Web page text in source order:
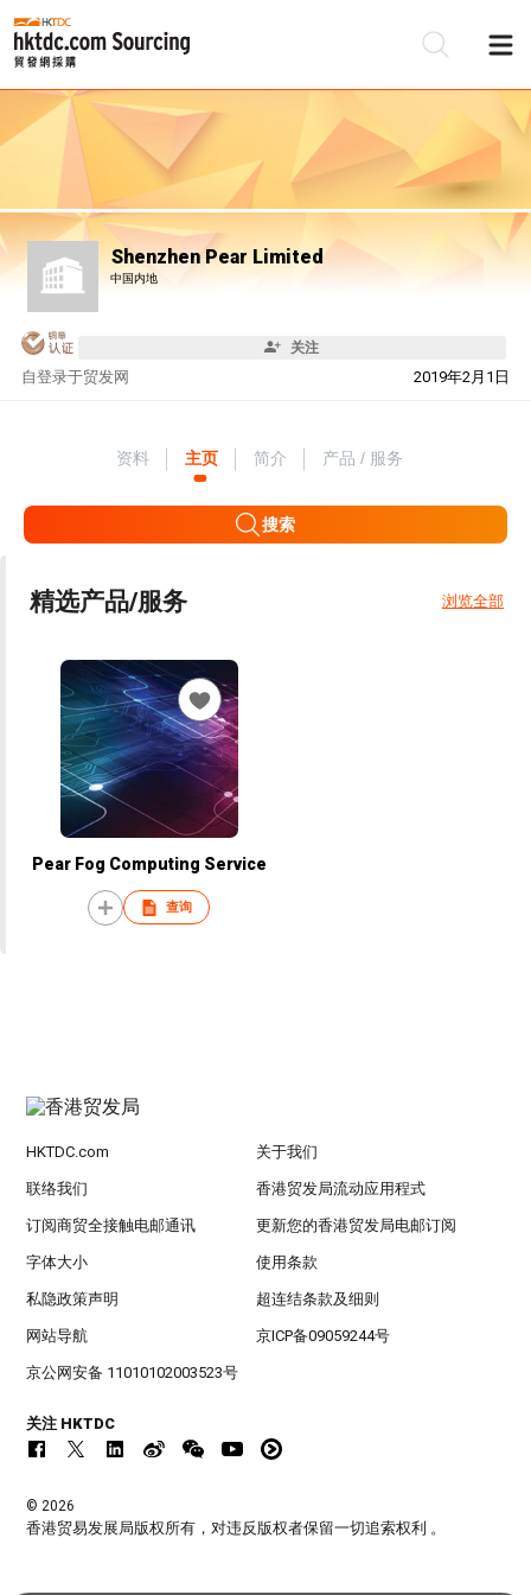
Shenzhen Pear Limited
中国内地
关注
自 2019年2月1日
登录于贸发网
资料 主页 简介 产品 / 服务
搜索
精选产品/服务 浏览全部
Pear Fog Computing Service
查询
HKTDC.com 关于我们
联络我们 香港贸发局流动应用程式
订阅商贸全接触电邮通讯 更新您的香港贸发局电邮订阅
字体大小 使用条款
私隐政策声明 超连结条款及细则
网站导航 京ICP备09059244号
京公网安备 11010102003523号
关注 HKTDC
© 2026
香港贸易发展局版权所有，对违反版权者保留一切追索权利 。